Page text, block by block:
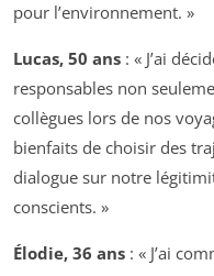
pour l’environnement. »
Lucas, 50 ans : « J’ai
responsables non
collègues lors de nos
bienfaits de choisir des
dialogue sur notre
conscients. »
Élodie, 36 ans : « J’ai